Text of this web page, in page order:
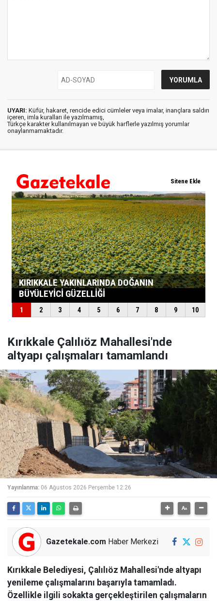
UYARI: Küfür, hakaret, rencide edici cümleler veya imalar, inançlara saldırı
içeren, imla kuralları ile yazılmamış,
Türkçe karakter kullanılmayan ve büyük harflerle yazılmış yorumlar
onaylanmamaktadır.
Kırıkkale Çalılıöz Mahallesi'nde
altyapı çalışmaları tamamlandı
Yayınlanma: 06 Ağustos 2026 Perşembe 12:26
Gazetekale.com Haber Merkezi
Kırıkkale Belediyesi, Çalılıöz Mahallesi'nde altyapı
yenileme çalışmalarını başarıyla tamamladı.
Özellikle ilgili sokakta gerçekleştirilen çalışmaların